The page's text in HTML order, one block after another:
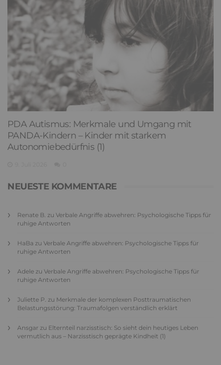
PDA Autismus: Merkmale und Umgang mit
PANDA-Kindern – Kinder mit starkem
Autonomiebedürfnis (1)
NEUESTE KOMMENTARE
Renate B. zu Verbale Angriffe abwehren: Psychologische Tipps für
ruhige Antworten
HaBa zu Verbale Angriffe abwehren: Psychologische Tipps für
ruhige Antworten
Adele zu Verbale Angriffe abwehren: Psychologische Tipps für
ruhige Antworten
Juliette P. zu Merkmale der komplexen Posttraumatischen
Belastungsstörung: Traumafolgen verständlich erklärt
Ansgar zu Elternteil narzisstisch: So sieht dein heutiges Leben
vermutlich aus – Narzisstisch geprägte Kindheit (1)